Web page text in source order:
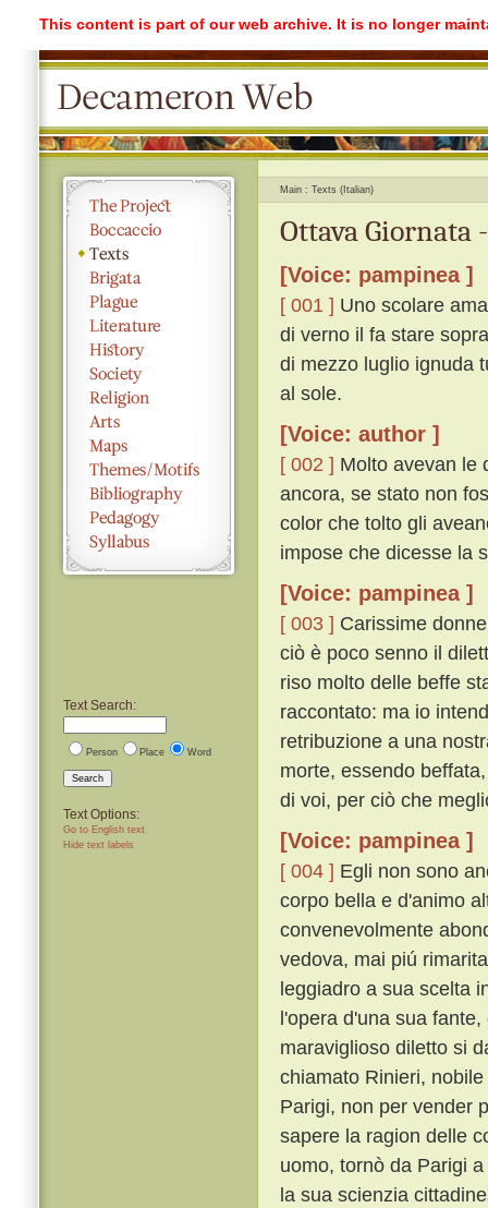
This content is part of our web archive. It is no longer
Text Search:
Person Place Word
Search
Text Options:
Go to English text
Hide text labels
Main Texts (Italian)
Ottava Giornata
[Voice: pampinea ]
[ 001 ] Uno scolare
di verno il fa stare
di mezzo luglio ignuda
al sole.
[Voice: author ]
[ 002 ] Molto avevan le
ancora, se stato non
color che tolto gli
impose che dicesse la
[Voice: pampinea ]
[ 003 ] Carissime
ciò è poco senno il
riso molto delle beffe
raccontato: ma io
retribuzione a una
morte, essendo
di voi, per ciò che
[Voice: pampinea ]
[ 004 ] Egli non sono
corpo bella e d'animo
convenevolmente
vedova, mai piú
leggiadro a sua scelta
l'opera d'una sua
maraviglioso diletto si
chiamato Rinieri,
Parigi, non per vender
sapere la ragion delle
uomo, tornò da Parigi
la sua scienzia